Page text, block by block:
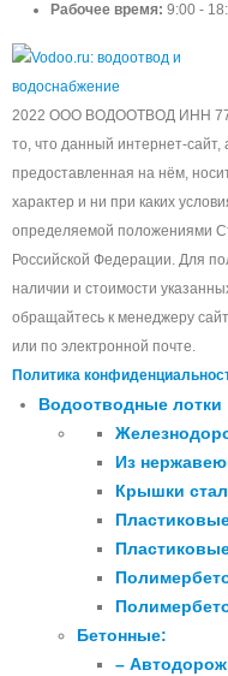
Рабочее время: 9:00 -
2022 ООО ВОДООТВОД ИНН
то, что данный интернет-
предоставленная на нём,
характер и ни при каких
определяемой положениями
Российской Федерации. Для
наличии и стоимости
обращайтесь к менеджеру
или по электронной почте.
Политика
Водоотводные лотки
Из
Крышки
Бетонные:
–